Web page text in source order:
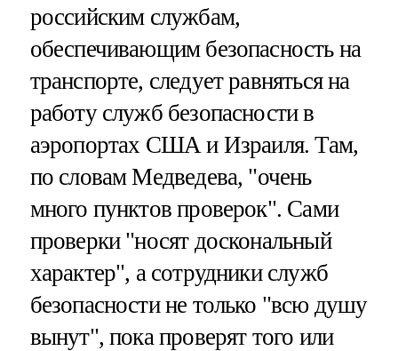
российским службам,
обеспечивающим безопасность на
транспорте, следует равняться на
работу служб безопасности в
аэропортах США и Израиля. Там,
по словам Медведева, "очень
много пунктов проверок". Сами
проверки "носят доскональный
характер", а сотрудники служб
безопасности не только "всю душу
вынут", пока проверят того или